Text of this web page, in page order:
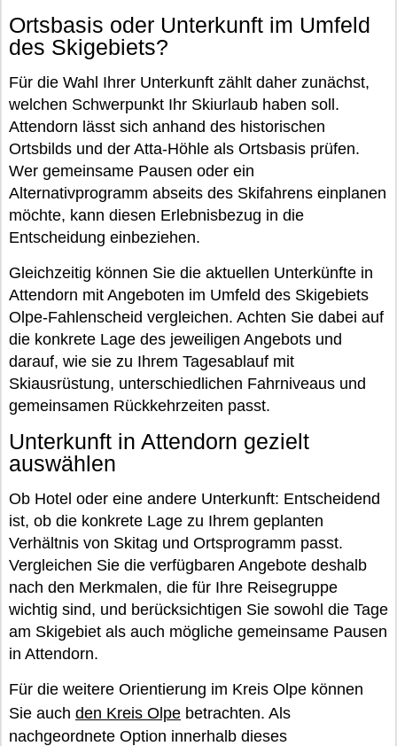
Ortsbasis oder Unterkunft im Umfeld
des Skigebiets?
Für die Wahl Ihrer Unterkunft zählt daher zunächst,
welchen Schwerpunkt Ihr Skiurlaub haben soll.
Attendorn lässt sich anhand des historischen
Ortsbilds und der Atta-Höhle als Ortsbasis prüfen.
Wer gemeinsame Pausen oder ein
Alternativprogramm abseits des Skifahrens einplanen
möchte, kann diesen Erlebnisbezug in die
Entscheidung einbeziehen.
Gleichzeitig können Sie die aktuellen Unterkünfte in
Attendorn mit Angeboten im Umfeld des Skigebiets
Olpe-Fahlenscheid vergleichen. Achten Sie dabei auf
die konkrete Lage des jeweiligen Angebots und
darauf, wie sie zu Ihrem Tagesablauf mit
Skiausrüstung, unterschiedlichen Fahrniveaus und
gemeinsamen Rückkehrzeiten passt.
Unterkunft in Attendorn gezielt
auswählen
Ob Hotel oder eine andere Unterkunft: Entscheidend
ist, ob die konkrete Lage zu Ihrem geplanten
Verhältnis von Skitag und Ortsprogramm passt.
Vergleichen Sie die verfügbaren Angebote deshalb
nach den Merkmalen, die für Ihre Reisegruppe
wichtig sind, und berücksichtigen Sie sowohl die Tage
am Skigebiet als auch mögliche gemeinsame Pausen
in Attendorn.
Für die weitere Orientierung im Kreis Olpe können
Sie auch den Kreis Olpe betrachten. Als
nachgeordnete Option innerhalb dieses